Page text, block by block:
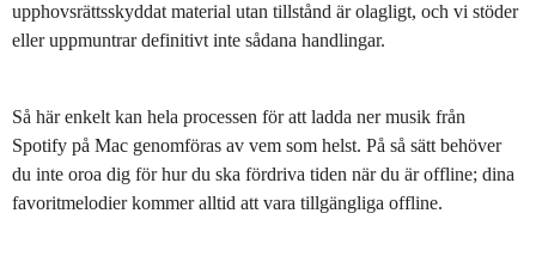
upphovsrättsskyddat material utan tillstånd är olagligt, och vi stöder
eller uppmuntrar definitivt inte sådana handlingar.
Så här enkelt kan hela processen för att ladda ner musik från
Spotify på Mac genomföras av vem som helst. På så sätt behöver
du inte oroa dig för hur du ska fördriva tiden när du är offline; dina
favoritmelodier kommer alltid att vara tillgängliga offline.